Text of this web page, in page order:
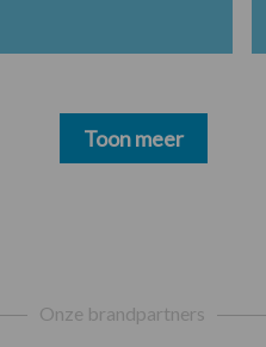
Toon meer
Onze brandpartners